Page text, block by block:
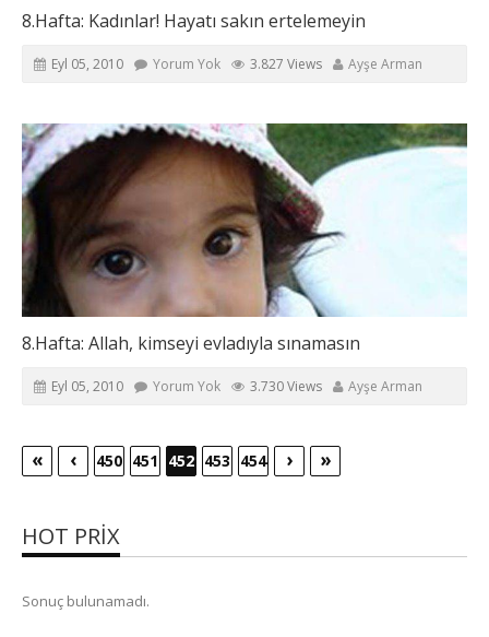
8.Hafta: Kadınlar! Hayatı sakın ertelemeyin
Eyl 05, 2010 Yorum Yok 3.827 Views Ayşe Arman
8.Hafta: Allah, kimseyi evladıyla sınamasın
Eyl 05, 2010 Yorum Yok 3.730 Views Ayşe Arman
« ‹ 450 451 452 453 454 › »
HOT PRIX
Sonuç bulunamadı.